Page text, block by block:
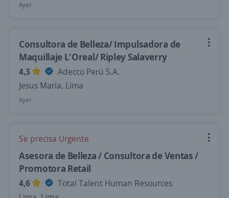
Ayer
Consultora de Belleza/ Impulsadora de
Maquillaje L'Oreal/ Ripley Salaverry
4,3
Adecco Perú S.A.
Jesus Maria, Lima
Ayer
Se precisa Urgente
Asesora de Belleza / Consultora de Ventas /
Promotora Retail
4,6
Total Talent Human Resources